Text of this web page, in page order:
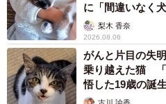
に「間違いなく
梨木 香奈
2026.08.06
がんと片目の失
乗り越えた猫 「
悟した19歳の誕
古川 諭香